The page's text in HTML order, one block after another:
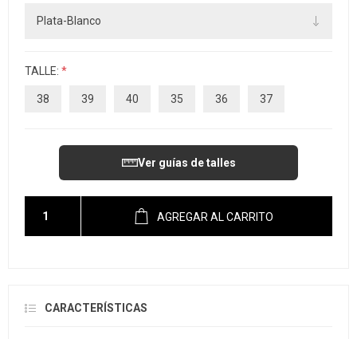
TALLE: *
38 39 40 35 36 37
Ver guías de talles
AGREGAR AL CARRITO
CARACTERÍSTICAS